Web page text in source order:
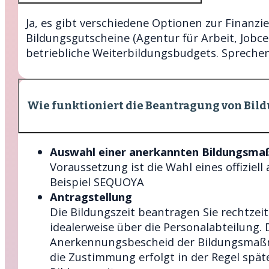
Ja, es gibt verschiedene Optionen zur
Bildungsgutscheine (Agentur für Arbeit,
betriebliche Weiterbildungsbudgets.
Wie funktioniert die Beantragung von
Auswahl einer anerkannten
Voraussetzung ist die Wahl eines
Beispiel SEQUOYA
Antragstellung
Die Bildungszeit beantragen Sie
idealerweise über die Personalabteilung.
Anerkennungsbescheid der
die Zustimmung erfolgt in der Regel